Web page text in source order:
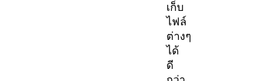
เก็บ
ไฟล์
ต่างๆ
ได้
ดี